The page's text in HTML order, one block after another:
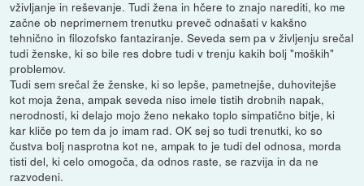
vživljanje in reševanje. Tudi žena in hčere to znajo narediti, ko me
začne ob neprimernem trenutku preveč odnašati v kakšno
tehnično in filozofsko fantaziranje. Seveda sem pa v življenju srečal
tudi ženske, ki so bile res dobre tudi v trenju kakih bolj "moških"
problemov.
Tudi sem srečal že ženske, ki so lepše, pametnejše, duhovitejše
kot moja žena, ampak seveda niso imele tistih drobnih napak,
nerodnosti, ki delajo mojo ženo nekako toplo simpatično bitje, ki
kar kliče po tem da jo imam rad. OK sej so tudi trenutki, ko so
čustva bolj nasprotna kot ne, ampak to je tudi del odnosa, morda
tisti del, ki celo omogoča, da odnos raste, se razvija in da ne
razvodeni.